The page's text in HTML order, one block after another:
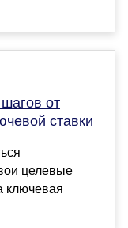
от
ставки
целевые
ключевая